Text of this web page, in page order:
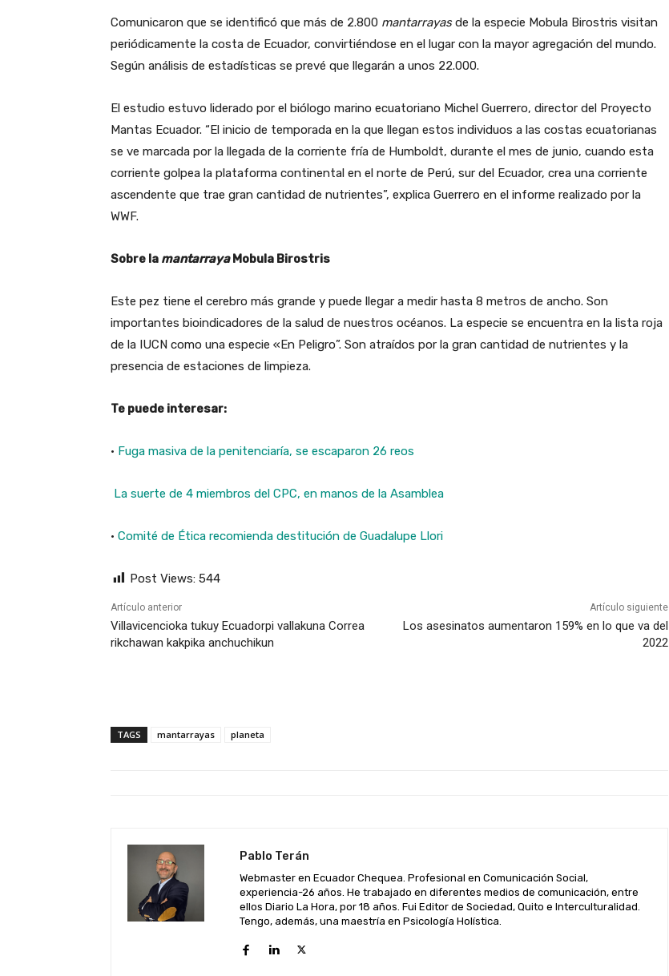
Comunicaron que se identificó que más de 2.800 mantarrayasde la especie Mobula Birostris visitan
periódicamente la costa de Ecuador, convirtiéndose en el lugar con la mayor agregación del mundo.
Según análisis de estadísticas se prevé que llegarán a unos 22.000.
El estudio estuvo liderado por el biólogo marino ecuatoriano Michel Guerrero, director del Proyecto
Mantas Ecuador. “El inicio de temporada en la que llegan estos individuos a las costas ecuatorianas
se ve marcada por la llegada de la corriente fría de Humboldt, durante el mes de junio, cuando esta
corriente golpea la plataforma continental en el norte de Perú, sur del Ecuador, crea una corriente
ascendente que trae gran cantidad de nutrientes”, explica Guerrero en el informe realizado por la
WWF.
Sobre la mantarrayaMobula Birostris
Este pez tiene el cerebro más grande y puede llegar a medir hasta 8 metros de ancho. Son
importantes bioindicadores de la salud de nuestros océanos. La especie se encuentra en la lista roja
de la IUCN como una especie «En Peligro”. Son atraídos por la gran cantidad de nutrientes y la
presencia de estaciones de limpieza.
Te puede interesar:
· Fuga masiva de la penitenciaría, se escaparon 26 reos
La suerte de 4 miembros del CPC, en manos de la Asamblea
· Comité de Ética recomienda destitución de Guadalupe Llori
Post Views: 544
Artículo anterior
Villavicencioka tukuy Ecuadorpi vallakuna Correa
rikchawan kakpika anchuchikun
Artículo siguiente
Los asesinatos aumentaron 159% en lo que va del
2022
TAGS mantarrayas planeta
Pablo Terán
Webmaster en Ecuador Chequea. Profesional en Comunicación Social,
experiencia-26 años. He trabajado en diferentes medios de comunicación, entre
ellos Diario La Hora, por 18 años. Fui Editor de Sociedad, Quito e Interculturalidad.
Tengo, además, una maestría en Psicología Holística.